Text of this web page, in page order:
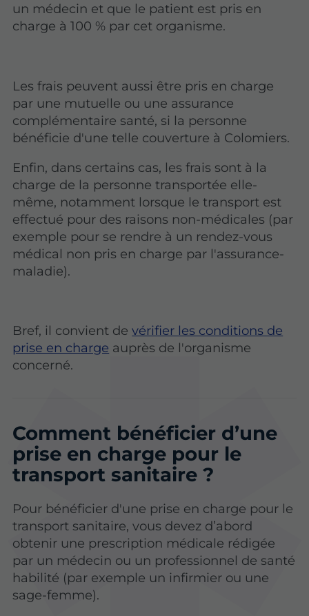
un médecin et que le patient est pris en
charge à 100 % par cet organisme.
Les frais peuvent aussi être pris en charge
par une mutuelle ou une assurance
complémentaire santé, si la personne
bénéficie d'une telle couverture à Colomiers.
Enfin, dans certains cas, les frais sont à la
charge de la personne transportée elle-
même, notamment lorsque le transport est
effectué pour des raisons non-médicales (par
exemple pour se rendre à un rendez-vous
médical non pris en charge par l'assurance-
maladie).
Bref, il convient devérifier les conditions de
prise en charge auprès de l'organisme
concerné.
Comment bénéficier d’une
prise en charge pour le
transport sanitaire ?
Pour bénéficier d'une prise en charge pour le
transport sanitaire, vous devez d’abord
obtenir une prescription médicale rédigée
par un médecin ou un professionnel de santé
habilité (par exemple un infirmier ou une
sage-femme).